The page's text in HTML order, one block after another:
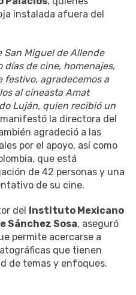
instalada afuera del
San Miguel de Allende
de cine, homenajes,
agradecemos a
al cineasta Amat
Luján, quien recibió un
la directora del
agradeció a las
por el apoyo, así como
que está
de 42 personas y una
de su cine.
del Instituto Mexicano
Sánchez Sosa, aseguró
permite acercarse a
que tienen
de temas y enfoques.